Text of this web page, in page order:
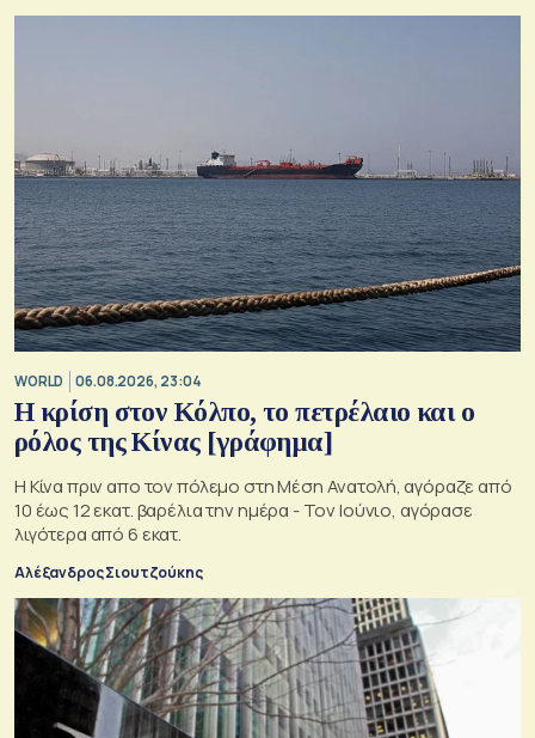
WORLD 06.08.2026, 23:04
Η κρίση στoν Κόλπο, το πετρέλαιο και ο
ρόλος της Κίνας [γράφημα]
Η Κίνα πριν απο τον πόλεμο στη Μέση Ανατολή, αγόραζε από
10 έως 12 εκατ. βαρέλια την ημέρα - Τον Ιούνιο, αγόρασε
λιγότερα από 6 εκατ.
Αλέξανδρος Σιουτζούκης